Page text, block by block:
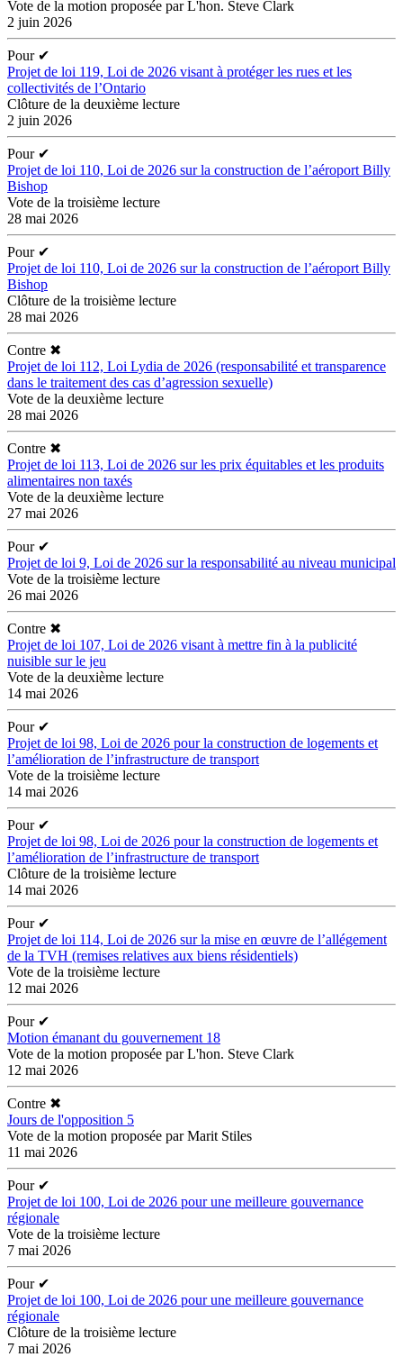
Vote de la motion proposée par L'hon. Steve Clark
2 juin 2026
Pour ✔
Projet de loi 119, Loi de 2026 visant à protéger les rues et les
collectivités de l’Ontario
Clôture de la deuxième lecture
2 juin 2026
Pour ✔
Projet de loi 110, Loi de 2026 sur la construction de l’aéroport Billy
Bishop
Vote de la troisième lecture
28 mai 2026
Pour ✔
Projet de loi 110, Loi de 2026 sur la construction de l’aéroport Billy
Bishop
Clôture de la troisième lecture
28 mai 2026
Contre ✖
Projet de loi 112, Loi Lydia de 2026 (responsabilité et transparence
dans le traitement des cas d’agression sexuelle)
Vote de la deuxième lecture
28 mai 2026
Contre ✖
Projet de loi 113, Loi de 2026 sur les prix équitables et les produits
alimentaires non taxés
Vote de la deuxième lecture
27 mai 2026
Pour ✔
Projet de loi 9, Loi de 2026 sur la responsabilité au niveau municipal
Vote de la troisième lecture
26 mai 2026
Contre ✖
Projet de loi 107, Loi de 2026 visant à mettre fin à la publicité
nuisible sur le jeu
Vote de la deuxième lecture
14 mai 2026
Pour ✔
Projet de loi 98, Loi de 2026 pour la construction de logements et
l’amélioration de l’infrastructure de transport
Vote de la troisième lecture
14 mai 2026
Pour ✔
Projet de loi 98, Loi de 2026 pour la construction de logements et
l’amélioration de l’infrastructure de transport
Clôture de la troisième lecture
14 mai 2026
Pour ✔
Projet de loi 114, Loi de 2026 sur la mise en œuvre de l’allégement
de la TVH (remises relatives aux biens résidentiels)
Vote de la troisième lecture
12 mai 2026
Pour ✔
Motion émanant du gouvernement 18
Vote de la motion proposée par L'hon. Steve Clark
12 mai 2026
Contre ✖
Jours de l'opposition 5
Vote de la motion proposée par Marit Stiles
11 mai 2026
Pour ✔
Projet de loi 100, Loi de 2026 pour une meilleure gouvernance
régionale
Vote de la troisième lecture
7 mai 2026
Pour ✔
Projet de loi 100, Loi de 2026 pour une meilleure gouvernance
régionale
Clôture de la troisième lecture
7 mai 2026